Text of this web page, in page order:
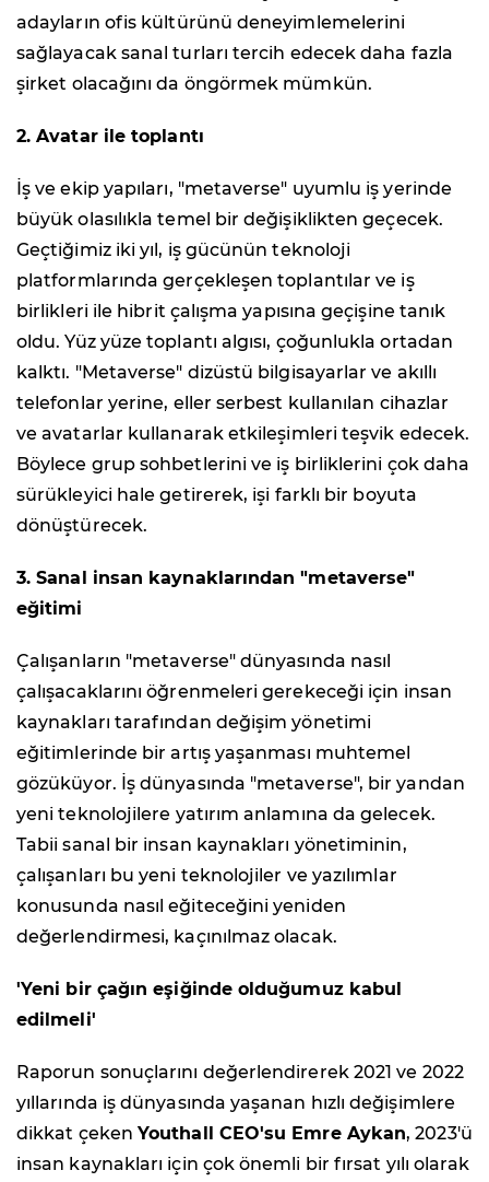
adayların ofis kültürünü deneyimlemelerini
sağlayacak sanal turları tercih edecek daha fazla
şirket olacağını da öngörmek mümkün.
2.Avatar ile toplantı
İş ve ekip yapıları, "metaverse" uyumlu iş yerinde
büyük olasılıkla temel bir değişiklikten geçecek.
Geçtiğimiz iki yıl, iş gücünün teknoloji
platformlarında gerçekleşen toplantılar ve iş
birlikleri ile hibrit çalışma yapısına geçişine tanık
oldu. Yüz yüze toplantı algısı, çoğunlukla ortadan
kalktı. "Metaverse" dizüstü bilgisayarlar ve akıllı
telefonlar yerine, eller serbest kullanılan cihazlar
ve avatarlar kullanarak etkileşimleri teşvik edecek.
Böylece grup sohbetlerini ve iş birliklerini çok daha
sürükleyici hale getirerek, işi farklı bir boyuta
dönüştürecek.
3. Sanal insan kaynaklarından "metaverse"
eğitimi
Çalışanların "metaverse" dünyasında nasıl
çalışacaklarını öğrenmeleri gerekeceği için insan
kaynakları tarafından değişim yönetimi
eğitimlerinde bir artış yaşanması muhtemel
gözüküyor. İş dünyasında "metaverse", bir yandan
yeni teknolojilere yatırım anlamına da gelecek.
Tabii sanal bir insan kaynakları yönetiminin,
çalışanları bu yeni teknolojiler ve yazılımlar
konusunda nasıl eğiteceğini yeniden
değerlendirmesi, kaçınılmaz olacak.
'Yeni bir çağın eşiğinde olduğumuz kabul
edilmeli'
Raporun sonuçlarını değerlendirerek 2021 ve 2022
yıllarında iş dünyasında yaşanan hızlı değişimlere
dikkat çekenYouthall CEO'su Emre Aykan, 2023'ü
insan kaynakları için çok önemli bir fırsat yılı olarak